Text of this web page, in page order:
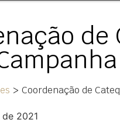
> Coordenação de
2021